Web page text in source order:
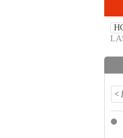
<